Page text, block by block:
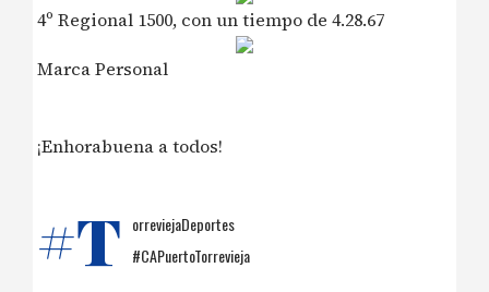
4º Regional 1500, con un tiempo de 4.28.67
Marca Personal
¡Enhorabuena a todos!
#T orreviejaDeportes
#CAPuertoTorrevieja